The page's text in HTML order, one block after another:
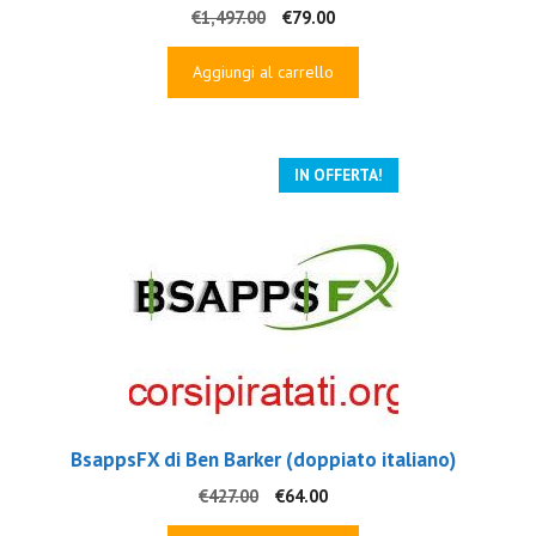
€1,497.00
Il
prezzo
originale
€79.00Il
prezzo
Aggiungi al carrello
IN OFFERTA!
BsappsFX di Ben Barker (doppiato italiano)
€427.00
Il
prezzo
€64.00Il
prezzo